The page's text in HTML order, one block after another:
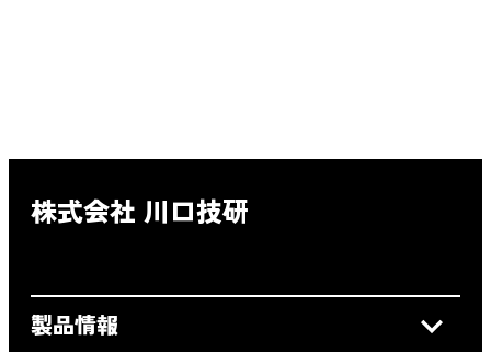
株式会社 川口技研
製品情報